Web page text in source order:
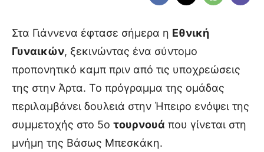
Στα Γιάννενα έφτασε σήμερα η Εθνική
Γυναικών, ξεκινώντας ένα σύντομο
προπονητικό καμπ πριν από τις υποχρεώσεις
της στην Άρτα. Το πρόγραμμα της ομάδας
περιλαμβάνει δουλειά στην Ήπειρο ενόψει της
συμμετοχής στο 5ο τουρνουά που γίνεται στη
μνήμη της Βάσως Μπεσκάκη.